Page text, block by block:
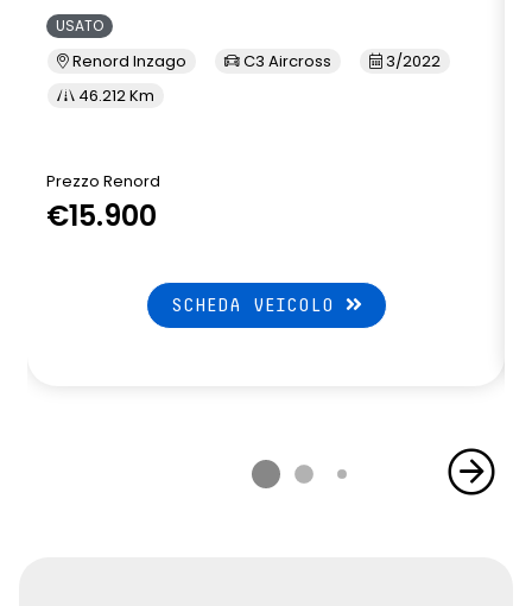
USATO
Renord Inzago C3 Aircross
3/2022
46.212 Km
Prezzo Renord
€15.900
SCHEDA VEICOLO